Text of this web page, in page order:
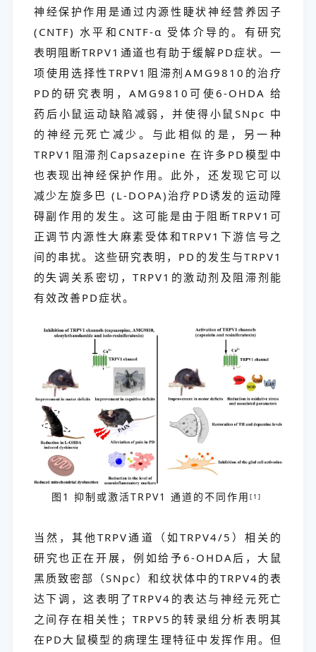
神经保护作用是通过内源性睫状神经营养因子
(CNTF) 水平和CNTF-α 受体介导的。有研究
表明阻断TRPV1通道也有助于缓解PD症状。一
项使用选择性TRPV1阻滞剂AMG9810的治疗
PD的研究表明，AMG9810可使6-OHDA 给
药后小鼠运动缺陷减弱，并使得小鼠SNpc 中
的神经元死亡减少。与此相似的是，另一种
TRPV1阻滞剂Capsazepine 在许多PD模型中
也表现出神经保护作用。此外，还发现它可以
减少左旋多巴 (L-DOPA)治疗PD诱发的运动障
碍副作用的发生。这可能是由于阻断TRPV1可
正调节内源性大麻素受体和TRPV1下游信号之
间的串扰。这些研究表明，PD的发生与TRPV1
的失调关系密切，TRPV1的激动剂及阻滞剂能
有效改善PD症状。
图1 抑制或激活TRPV1 通道的不同作用 [1]
当然，其他TRPV通道（如TRPV4/5）相关的
研究也正在开展，例如给予6-OHDA后，大鼠
黑质致密部（SNpc）和纹状体中的TRPV4的表
达下调，这表明了TRPV4的表达与神经元死亡
之间存在相关性；TRPV5的转录组分析表明其
在PD大鼠模型的病理生理特征中发挥作用。但